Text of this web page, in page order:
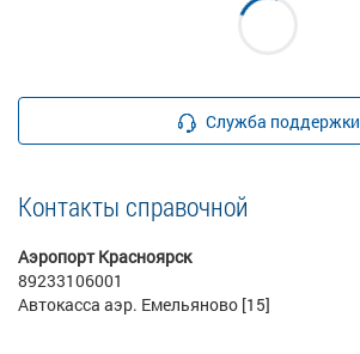
Служба поддержки
Контакты справочной
Аэропорт Красноярск
89233106001
Автокасса аэр. Емельяново [15]